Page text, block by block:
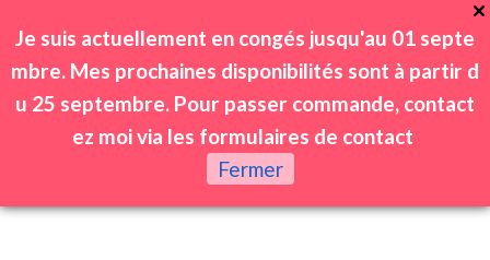
Je suis actuellement en congés jusqu'au 01 septe
mbre. Mes prochaines disponibilités sont à partir d
u 25 septembre. Pour passer commande, contact
ez moi via les formulaires de contact
Fermer